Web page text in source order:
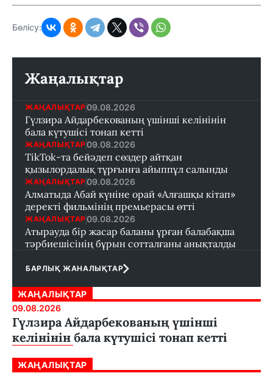
Бөлісу:
Жаңалықтар
ЖАҢАЛЫҚТАР 09.08.2026
Гүлзира Айдарбекованың үшінші келінінін
бала күтушісі тонап кетті
ЖАҢАЛЫҚТАР 09.08.2026
TikTok-та бейәдеп сөздер айтқан
қызылордалық тұрғынға айыппұл салынды
ЖАҢАЛЫҚТАР 09.08.2026
Алматыда Абай күніне орай «Алғашқы кітап»
деректі фильмінің премьерасы өтті
ЖАҢАЛЫҚТАР 09.08.2026
Атырауда бір жасар баланы ұрған балабақша
тәрбиешісінің бұрын сотталғаны анықталды
БАРЛЫҚ ЖАНАЛЫҚТАР
ЖАҢАЛЫҚТАР
09.08.2026
Гүлзира Айдарбекованың үшінші
келінінін бала күтушісі тонап кетті
ЖАҢАЛЫҚТАР